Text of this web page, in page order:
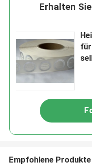
Erhalten
Empfohlene Produkte